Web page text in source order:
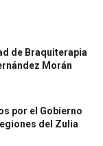
de Braquiterapia
Morán
por el Gobierno
del Zulia